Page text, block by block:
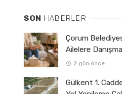
SON HABERLER
Çorum
Ailelere
2 gün önce
Gülkent 1.